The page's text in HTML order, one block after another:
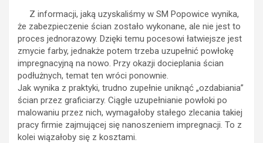
Z informacji, jaką uzyskaliśmy w SM Popowice wynika,
że zabezpieczenie ścian zostało wykonane, ale nie jest to
proces jednorazowy. Dzięki temu pocesowi łatwiejsze jest
zmycie farby, jednakże potem trzeba uzupełnić powłokę
impregnacyjną na nowo. Przy okazji docieplania ścian
podłużnych, temat ten wróci ponownie.
Jak wynika z praktyki, trudno zupełnie uniknąć „ozdabiania”
ścian przez graficiarzy. Ciągłe uzupełnianie powłoki po
malowaniu przez nich, wymagałoby stałego zlecania takiej
pracy firmie zajmującej się nanoszeniem impregnacji. To z
kolei wiązałoby się z kosztami.